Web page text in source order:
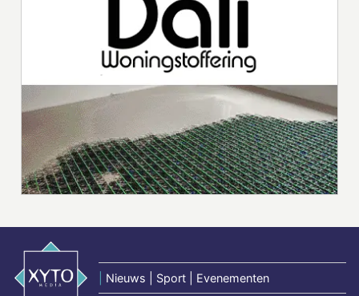
Nieuws | Sport | Evenementen